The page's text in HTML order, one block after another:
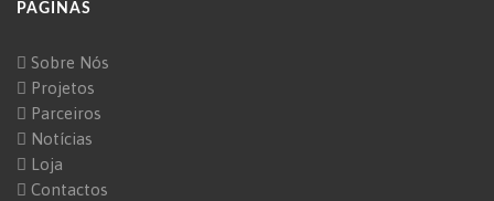
PÁGINAS
Sobre Nós
Projetos
Parceiros
Notícias
Loja
Contactos